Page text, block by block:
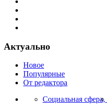
Актуально
Новое
Популярные
От редактора
Социальная сфера,